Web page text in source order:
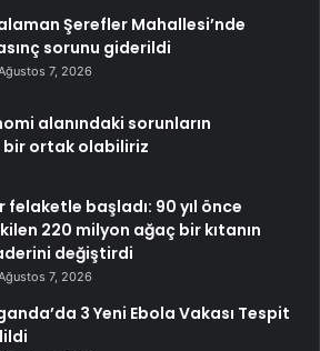
Şerefler Mahallesi’nde
sorunu giderildi
7, 2026
alanındaki sorunların
bir ortak olabiliriz
felaketle başladı: 90 yıl önce
220 milyon ağaç bir kıtanın
değiştirdi
7, 2026
3 Yeni Ebola Vakası Tespit